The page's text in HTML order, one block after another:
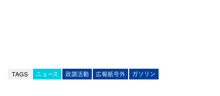
TAGS ニュース 政調活動 広報紙号外 ガソリン